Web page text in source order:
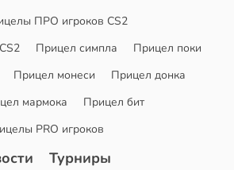
ПРО игроков CS2
Прицел симпла
Прицел поки
Прицел монеси
Прицел донка
мармока
Прицел бит
PRO игроков
Турниры